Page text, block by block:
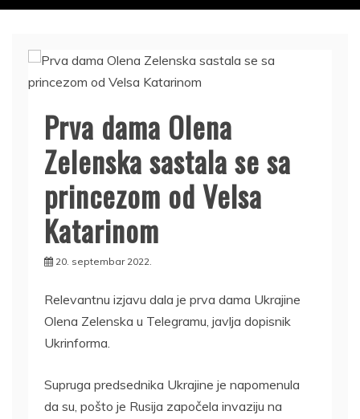
Prva dama Olena
Zelenska sastala se sa
princezom od Velsa
Katarinom
20. septembar 2022.
Relevantnu izjavu dala je prva dama Ukrajine
Olena Zelenska u Telegramu, javlja dopisnik
Ukrinforma.
Supruga predsednika Ukrajine je napomenula
da su, pošto je Rusija započela invaziju na